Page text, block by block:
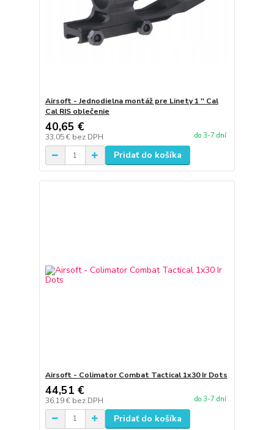
Airsoft - Jednodielna montáž pre Linety 1 '' Cal
Cal RIS oblečenie
40,65 €
33,05 € bez DPH do 3-7 dní
Pridať do košíka
Airsoft - Colimator Combat Tactical 1x30 Ir Dots
44,51 €
36,19 € bez DPH do 3-7 dní
Pridať do košíka